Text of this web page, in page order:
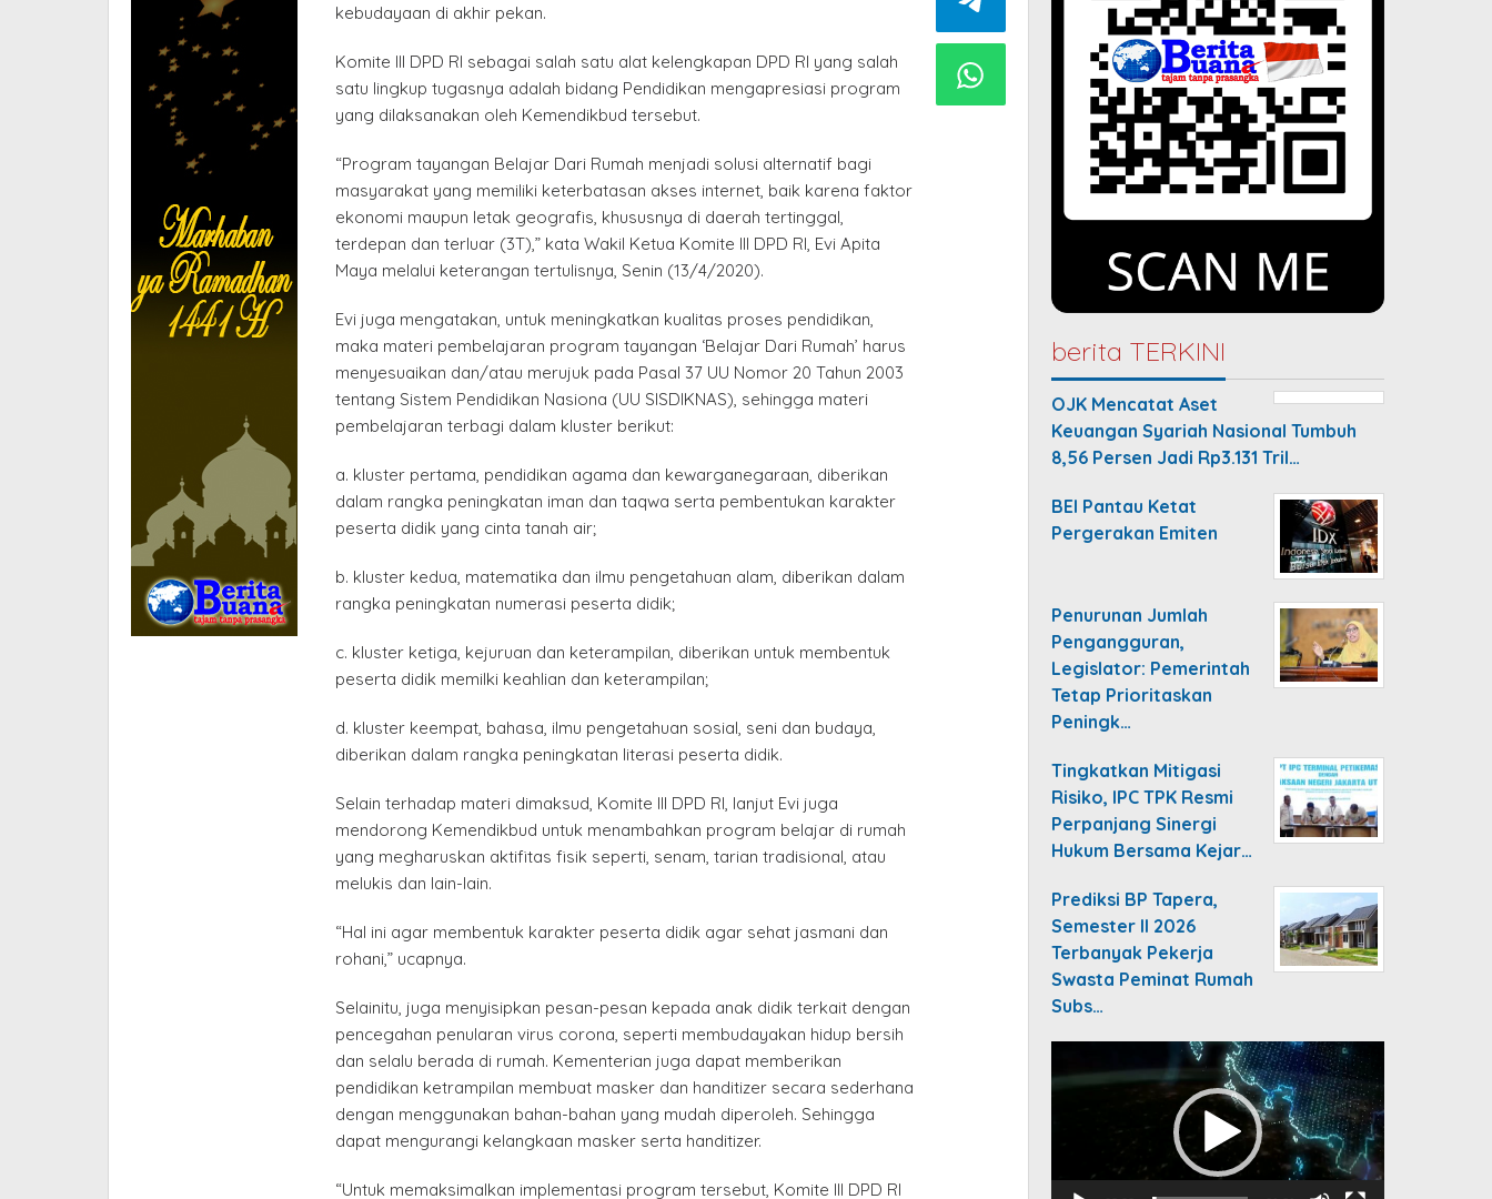
kebudayaan di akhir pekan.
Komite III DPD RI sebagai salah satu alat kelengkapan DPD RI yang salah
satu lingkup tugasnya adalah bidang Pendidikan mengapresiasi program
yang dilaksanakan oleh Kemendikbud tersebut.
“Program tayangan Belajar Dari Rumah menjadi solusi alternatif bagi
masyarakat yang memiliki keterbatasan akses internet, baik karena faktor
ekonomi maupun letak geografis, khususnya di daerah tertinggal,
terdepan dan terluar (3T),” kata Wakil Ketua Komite III DPD RI, Evi Apita
Maya melalui keterangan tertulisnya, Senin (13/4/2020).
Evi juga mengatakan, untuk meningkatkan kualitas proses pendidikan,
maka materi pembelajaran program tayangan ‘Belajar Dari Rumah’ harus
menyesuaikan dan/atau merujuk pada Pasal 37 UU Nomor 20 Tahun 2003
tentang Sistem Pendidikan Nasiona (UU SISDIKNAS), sehingga materi
pembelajaran terbagi dalam kluster berikut:
a. kluster pertama, pendidikan agama dan kewarganegaraan, diberikan
dalam rangka peningkatan iman dan taqwa serta pembentukan karakter
peserta didik yang cinta tanah air;
b. kluster kedua, matematika dan ilmu pengetahuan alam, diberikan dalam
rangka peningkatan numerasi peserta didik;
c. kluster ketiga, kejuruan dan keterampilan, diberikan untuk membentuk
peserta didik memilki keahlian dan keterampilan;
d. kluster keempat, bahasa, ilmu pengetahuan sosial, seni dan budaya,
diberikan dalam rangka peningkatan literasi peserta didik.
Selain terhadap materi dimaksud, Komite III DPD RI, lanjut Evi juga
mendorong Kemendikbud untuk menambahkan program belajar di rumah
yang megharuskan aktifitas fisik seperti, senam, tarian tradisional, atau
melukis dan lain-lain.
“Hal ini agar membentuk karakter peserta didik agar sehat jasmani dan
rohani,” ucapnya.
Selainitu, juga menyisipkan pesan-pesan kepada anak didik terkait dengan
pencegahan penularan virus corona, seperti membudayakan hidup bersih
dan selalu berada di rumah. Kementerian juga dapat memberikan
pendidikan ketrampilan membuat masker dan handitizer secara sederhana
dengan menggunakan bahan-bahan yang mudah diperoleh. Sehingga
dapat mengurangi kelangkaan masker serta handitizer.
“Untuk memaksimalkan implementasi program tersebut, Komite III DPD RI
berita TERKINI
OJK Mencatat Aset
Keuangan Syariah Nasional Tumbuh
8,56 Persen Jadi Rp3.131 Tril…
BEI Pantau Ketat
Pergerakan Emiten
Penurunan Jumlah
Pengangguran,
Legislator: Pemerintah
Tetap Prioritaskan
Peningk…
Tingkatkan Mitigasi
Risiko, IPC TPK Resmi
Perpanjang Sinergi
Hukum Bersama Kejar…
Prediksi BP Tapera,
Semester II 2026
Terbanyak Pekerja
Swasta Peminat Rumah
Subs…
Player